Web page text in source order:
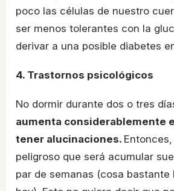
poco las células de nuestro
ser menos tolerantes con la
derivar a una posible diabetes
4. Trastornos psicológicos
No dormir durante dos o tres
aumenta considerablemente
tener alucinaciones.
peligroso que será acumular
par de semanas (cosa bastante